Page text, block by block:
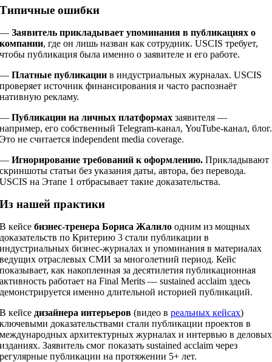
Типичные ошибки
—Заявитель прикладывает упоминания в публикациях о
компании, где он лишь назван как сотрудник. USCIS требует,
чтобы публикация была именно о заявителе и его работе.
—Платные публикации в индустриальных журналах. USCIS
проверяет источник финансирования и часто распознаёт
нативную рекламу.
—Публикации на личных платформах заявителя —
например, его собственный Telegram-канал, YouTube-канал, блог.
Это не считается independent media coverage.
—Игнорирование требований к оформлению. Прикладывают
скриншоты статьи без указания даты, автора, без перевода.
USCIS на Этапе 1 отбрасывает такие доказательства.
Из нашей практики
В кейсебизнес-тренера Бориса Жалило одним из мощных
доказательств по Критерию 3 стали публикации в
индустриальных бизнес-журналах и упоминания в материалах
ведущих отраслевых СМИ за многолетний период. Кейс
показывает, как накопленная за десятилетия публикационная
активность работает на Final Merits — sustained acclaim здесь
демонстрируется именно длительной историей публикаций.
В кейсе дизайнера интерьеров (видео вреальных кейсах)
ключевыми доказательствами стали публикации проектов в
международных архитектурных журналах и интервью в деловых
изданиях. Заявитель смог показать sustained acclaim через
регулярные публикации на протяжении 5+ лет.